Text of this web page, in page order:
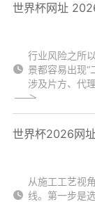
世界杯网址
行业风险之所
景都容易出现“
涉及片方、代
世界杯2026网
从施工工艺视
线。第一步是